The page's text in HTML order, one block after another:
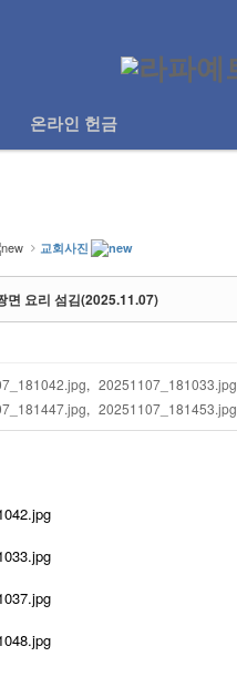
온라인 헌금
교회사진
면 요리 섬김(2025.11.07)
, 20251107_181033.jpg
, 20251107_181453.jpg